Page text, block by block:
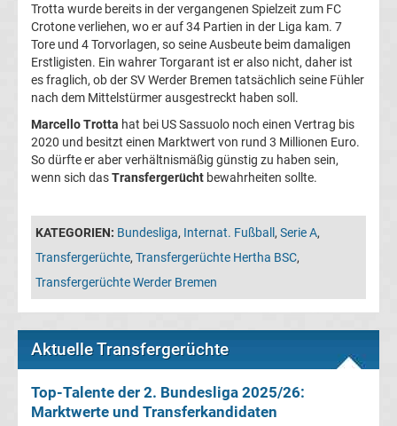
Transferticker
-
vom
Trainerentlassungen
Bundesliga
Porträts
Fußballklubs
Fußball
Trotta wurde bereits in der vergangenen Spielzeit zum FC
Crotone verliehen, wo er auf 34 Partien in der Liga kam. 7
Tore und 4 Torvorlagen, so seine Ausbeute beim damaligen
Erstligisten. Ein wahrer Torgarant ist er also nicht, daher ist
es fraglich, ob der SV Werder Bremen tatsächlich seine Fühler
nach dem Mittelstürmer ausgestreckt haben soll.
Marcello Trotta hat bei US Sassuolo noch einen Vertrag bis
2020 und besitzt einen Marktwert von rund 3 Millionen Euro.
So dürfte er aber verhältnismäßig günstig zu haben sein,
wenn sich dasTransfergerücht bewahrheiten sollte.
KATEGORIEN: Bundesliga, Internat. Fußball , Serie A,
Transfergerüchte, Transfergerüchte Hertha BSC,
Transfergerüchte Werder Bremen
Aktuelle Transfergerüchte
Top-Talente der 2. Bundesliga 2025/26:
Marktwerte und Transferkandidaten